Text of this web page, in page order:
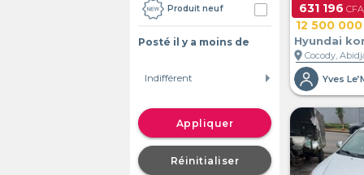
Produit neuf
Posté il y a moins de
Appliquer
Réinitialiser
631 196
12 500 000
Hyundai
location_on Cocody,